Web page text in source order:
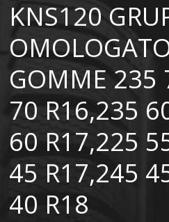
BLOG
SHOP
KNS120
GOMME 235
70 R16,235
60 R17,225
45 R17,245
40 R18